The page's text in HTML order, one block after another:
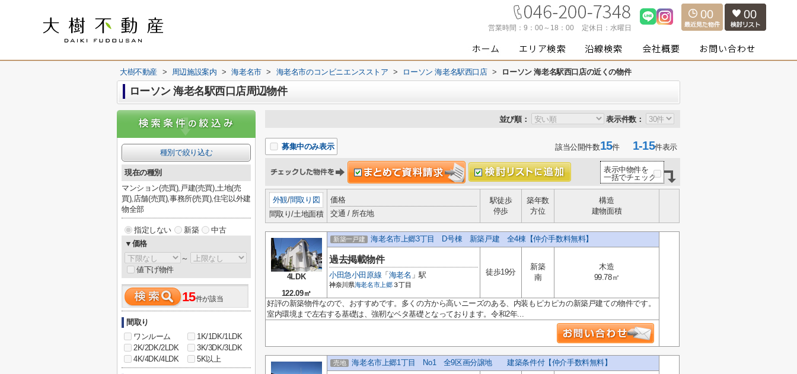
営業時間： 9：00～18：00 定休日： 水曜日
00 00
大樹不動産 > 周辺施設案内 > 海老名市 > 海老名市のコンビニエンスストア > ローソン 海老名駅西口店 > ローソン 海老名駅西口店の近くの物件
ローソン 海老名駅西口店周辺物件
並び順： 表示件数：
募集中のみ表示 該当公開件数15件1-15件表示
表示中物件を
一括でチェック
外観/間取り図
間取り/土地面積
価格
交通 / 所在地
駅徒歩
停歩
築年数
方位
構造
建物面積
4LDK
122.09㎡
新築一戸建 海老名市上郷3丁目 D号棟 新築戸建 全4棟【仲介手数料無料】
過去掲載物件
小田急小田原線 「 海老名 」駅
神奈川県海老名市上郷３丁目
徒歩19分
新築
南
木造
99.78㎡
好評の新築物件なので、おすすめです。多くの方から高いニーズのある、内装もピカピカの新築戸建ての物件です。
室内環境まで左右する基礎は、強靭なベタ基礎となっております。令和2年...
売地 海老名市上郷1丁目 No1 全9区画分譲地 建築条件付【仲介手数料無料】
種別で絞り込む
現在の種別
マンション(売買),戸建(売買),土地(売
買),店舗(売買),事務所(売買),住宅以外建
物全部
指定しない 新築
中古
▼価格
～
値下げ物件
15件が該当
間取り
ワンルーム
1K/1DK/1LDK
2K/2DK/2LDK
3K/3DK/3LDK
4K/4DK/4LDK
5K以上